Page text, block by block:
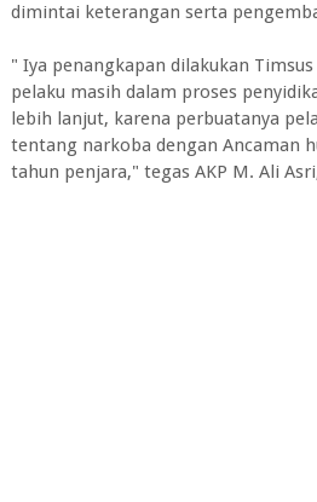
dimintai keterangan serta
" Iya penangkapan dilakukan
pelaku masih dalam proses
lebih lanjut, karena perbuatanya
tentang narkoba dengan Ancaman
tahun penjara," tegas AKP M. Ali